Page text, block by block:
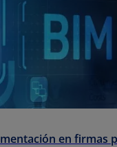
en firmas